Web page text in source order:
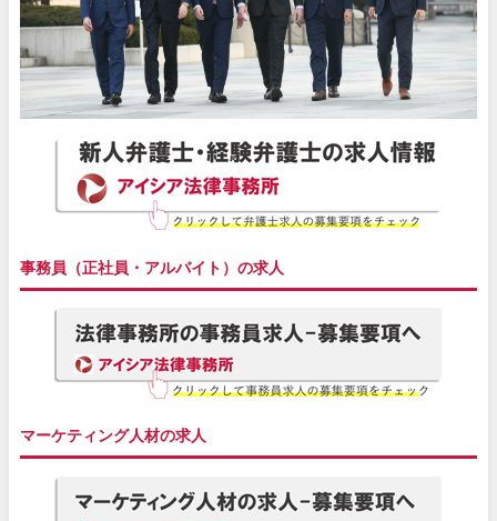
事務員（正社員・アルバイト）の求人
マーケティング人材の求人